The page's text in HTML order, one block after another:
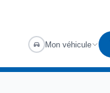
Mon véhicule